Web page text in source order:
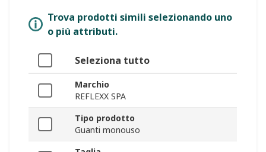
Trova prodotti simili selezionando uno
o più attributi.
Seleziona tutto
Marchio
REFLEXX SPA
Tipo prodotto
Guanti monouso